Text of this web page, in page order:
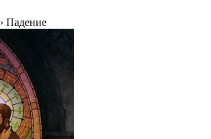
› Падение